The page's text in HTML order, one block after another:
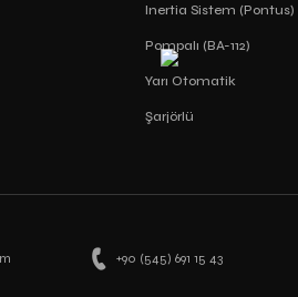
Inertia Sistem (Pontus)
Pompalı (BA-112)
Yarı Otomatik
Şarjörlü
+90 (545) 691 15 43